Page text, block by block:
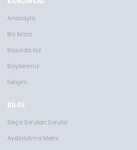
Anasayfa
Biz kimiz
Basında biz
Bayilerimiz
İletişim
BİLGİ
Sıkça Sorulan Sorular
Aydınlatma Metni